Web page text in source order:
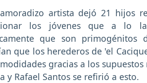
artista dejó 21 hijos
los jóvenes que a lo
que son
que los herederos de 'el
gracias a los
y Rafael Santos se refirió a esto.